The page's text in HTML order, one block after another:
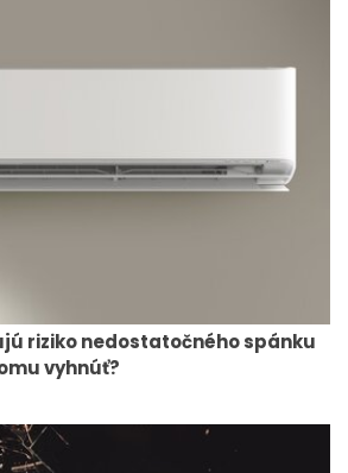
riziko nedostatočného spánku
vyhnúť?